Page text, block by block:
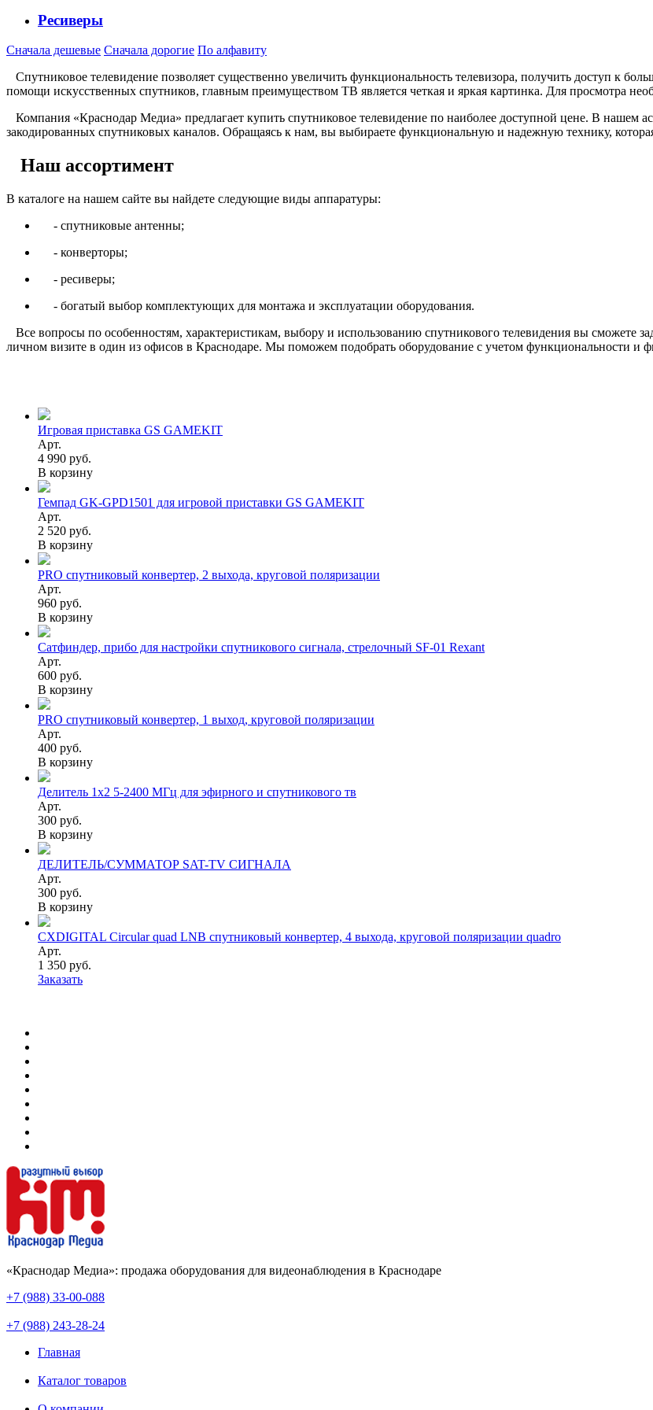
Ресиверы
Сначала дешевые Сначала дорогие По алфавиту
Спутниковое телевидение позволяет существенно увеличить функциональность телевизора, получить доступ к
помощи искусственных спутников, главным преимуществом ТВ является четкая и яркая картинка. Для просмотра
Компания «Краснодар Медиа» предлагает купить спутниковое телевидение по наиболее доступной цене. В нашем
закодированных спутниковых каналов. Обращаясь к нам, вы выбираете функциональную и надежную технику,
Наш ассортимент
В каталоге на нашем сайте вы найдете следующие виды аппаратуры:
- спутниковые антенны;
- конверторы;
- ресиверы;
- богатый выбор комплектующих для монтажа и эксплуатации оборудования.
Все вопросы по особенностям, характеристикам, выбору и использованию спутникового телевидения вы сможете
личном визите в один из офисов в Краснодаре. Мы поможем подобрать оборудование с учетом функциональности и
Игровая приставка GS GAMEKIT
Арт.
4 990 руб.
В корзину
Гемпад GK-GPD1501 для игровой приставки GS GAMEKIT
Арт.
2 520 руб.
В корзину
PRO спутниковый конвертер, 2 выхода, круговой поляризации
Арт.
960 руб.
В корзину
Сатфиндер, прибо для настройки спутникового сигнала, стрелочный SF-01 Rexant
Арт.
600 руб.
В корзину
PRO спутниковый конвертер, 1 выход, круговой поляризации
Арт.
400 руб.
В корзину
Делитель 1х2 5-2400 МГц для эфирного и спутникового тв
Арт.
300 руб.
В корзину
ДЕЛИТЕЛЬ/СУММАТОР SAT-TV СИГНАЛА
Арт.
300 руб.
В корзину
CXDIGITAL Circular quad LNB спутниковый конвертер, 4 выхода, круговой поляризации quadro
Арт.
1 350 руб.
Заказать
«Краснодар Медиа»: продажа оборудования для видеонаблюдения в Краснодаре
+7 (988) 33-00-088
+7 (988) 243-28-24
Главная
Каталог товаров